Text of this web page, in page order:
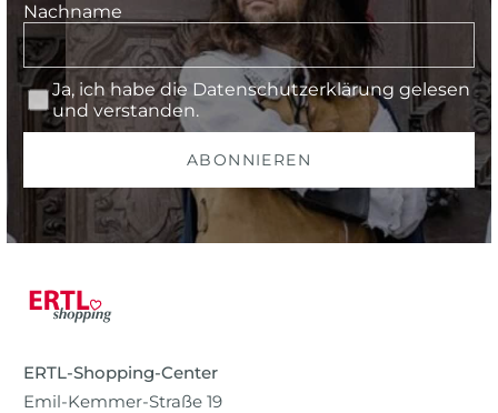
Nachname
Ja, ich habe die Datenschutzerklärung gelesen
und verstanden.
ABONNIEREN
ERTL-Shopping-Center
Emil-Kemmer-Straße 19